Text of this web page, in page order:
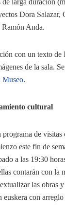
Dora
Anda.
con un texto
de la sala.
Museo.
cultural
de
este fin de
a las 19:30
contarán con
las
euskera con